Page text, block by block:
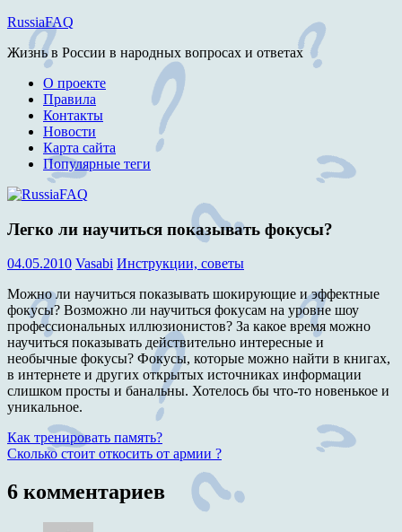
Перейти
содержимому
RussiaFAQ
Жизнь в России в народных вопросах и ответах
О проекте
Правила
Контакты
Новости
Карта сайта
Популярные теги
Легко ли научиться показывать фокусы?
04.05.2010 Vasabi Инструкции, советы
Можно ли научиться показывать шокирующие и эффектные
фокусы? Возможно ли научиться фокусам на уровне шоу
профессиональных иллюзионистов? За какое время можно
научиться показывать действительно интересные и
необычные фокусы? Фокусы, которые можно найти в книгах,
в интернете и других открытых источниках информации
слишком просты и банальны. Хотелось бы что-то новенькое и
уникальное.
Навигация
по
записям
Предыдущая
запись:
Как тренировать память?
Следующая
Сколько стоит откосить от армии ?
6 комментариев